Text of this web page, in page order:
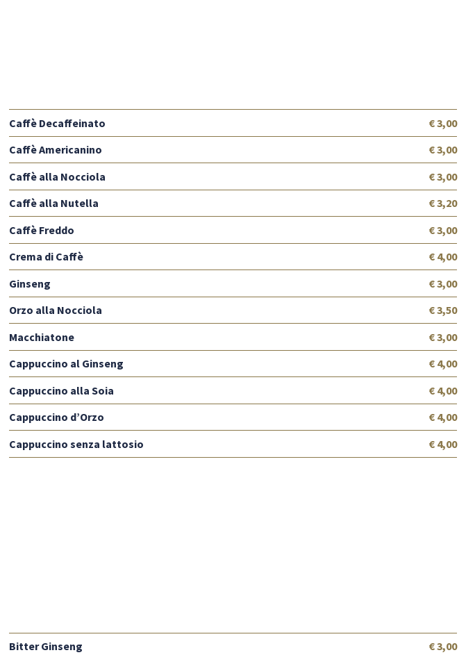
Caffè Decaffeinato
€ 3,00
Caffè Americanino
€ 3,00
Caffè alla Nocciola
€ 3,00
Caffè alla Nutella
€ 3,20
Caffè Freddo
€ 3,00
Crema di Caffè
€ 4,00
Ginseng
€ 3,00
Orzo alla Nocciola
€ 3,50
Macchiatone
€ 3,00
Cappuccino al Ginseng
€ 4,00
Cappuccino alla Soia
€ 4,00
Cappuccino d’Orzo
€ 4,00
Cappuccino senza lattosio € 4,00
Bitter Ginseng
€ 3,00